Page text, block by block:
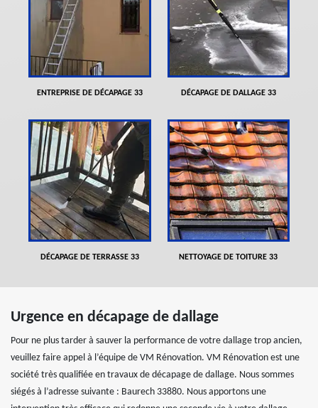
ENTREPRISE DE DÉCAPAGE 33 DÉCAPAGE DE DALLAGE 33
DÉCAPAGE DE TERRASSE 33 NETTOYAGE DE TOITURE 33
Urgence en décapage de dallage
Pour ne plus tarder à sauver la performance de votre dallage trop ancien,
veuillez faire appel à l’équipe de VM Rénovation. VM Rénovation est une
société très qualifiée en travaux de décapage de dallage. Nous sommes
siégés à l’adresse suivante : Baurech 33880. Nous apportons une